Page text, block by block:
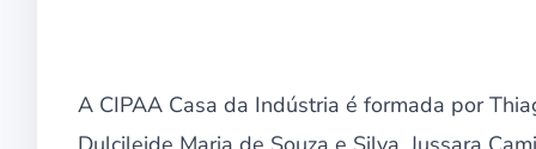
A CIPAA Casa da Indústria é formada por